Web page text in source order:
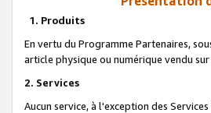
1. Produits
En vertu du Programme Partenaires,
article physique ou numérique vendu
2. Services
Aucun service, à l'exception des